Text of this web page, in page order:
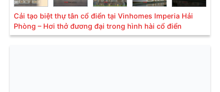
Cải tạo biệt thự tân cổ điển tại Vinhomes Imperia Hải
Phòng – Hơi thở đương đại trong hình hài cổ điển